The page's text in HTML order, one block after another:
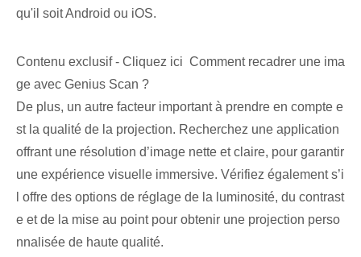
qu'il soit ⁢Android ou iOS.
Contenu exclusif - Cliquez ici Comment recadrer une ima
ge avec Genius Scan ?
De plus, un autre facteur important à prendre en compte e
st la qualité de la projection.​ Recherchez une application
offrant une résolution d’image nette et claire, pour garantir
une expérience visuelle immersive. Vérifiez également s’i
l offre des options de réglage de la luminosité, du contrast
e et de la mise au point pour obtenir une projection perso
nnalisée de haute qualité.